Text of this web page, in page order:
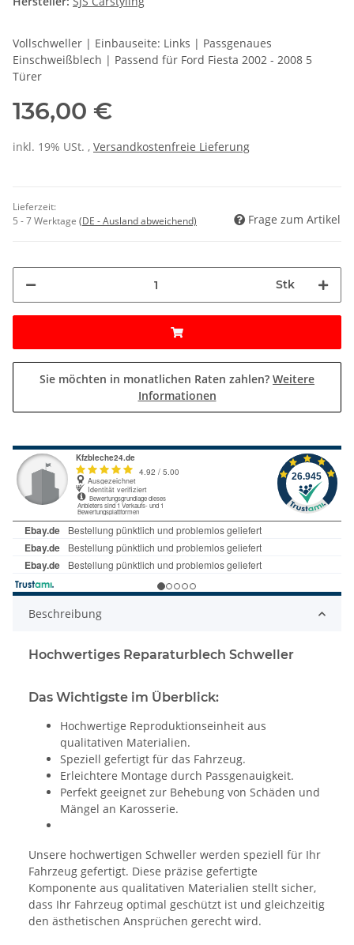
Vollschweller | Einbauseite: Links | Passgenaues
Einschweißblech | Passend für Ford Fiesta 2002 - 2008 5
Türer
136,00 €
inkl. 19% USt. , Versandkostenfreie Lieferung
Lieferzeit:
5 - 7 Werktage (DE - Ausland abweichend) Frage zum Artikel
Stk
Sie möchten in monatlichen Raten zahlen? Weitere
Informationen
Beschreibung
Hochwertiges Reparaturblech Schweller
Das Wichtigste im Überblick:
Hochwertige Reproduktionseinheit aus
qualitativen Materialien.
Speziell gefertigt für das Fahrzeug.
Erleichtere Montage durch Passgenauigkeit.
Perfekt geeignet zur Behebung von Schäden und
Mängel an Karosserie.
Unsere hochwertigen Schweller werden speziell für Ihr
Fahrzeug gefertigt. Diese präzise gefertigte
Komponente aus qualitativen Materialien stellt sicher,
dass Ihr Fahrzeug optimal geschützt ist und gleichzeitig
den ästhetischen Ansprüchen gerecht wird.